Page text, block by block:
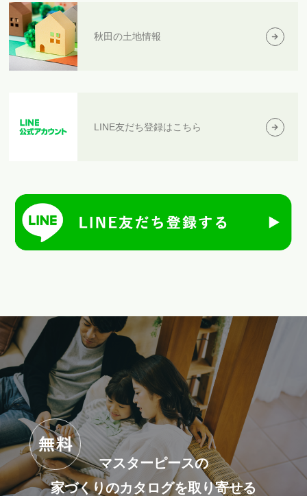
秋田の土地情報
LINE友だち登録はこちら
マスターピースの
家づくりのカタログを取り寄せる